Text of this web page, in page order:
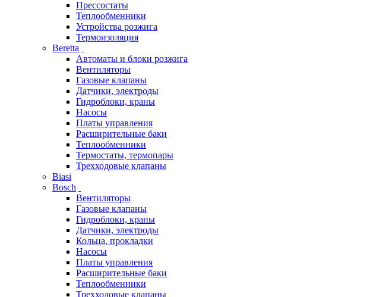
Прессостаты
Теплообменники
Устройства розжига
Термоизоляция
Beretta
Автоматы и блоки розжига
Вентиляторы
Газовые клапаны
Датчики, электроды
Гидроблоки, краны
Насосы
Платы управления
Расширительные баки
Теплообменники
Термостаты, термопары
Трехходовые клапаны
Biasi
Bosch
Вентиляторы
Газовые клапаны
Гидроблоки, краны
Датчики, электроды
Кольца, прокладки
Насосы
Платы управления
Расширительные баки
Теплообменники
Трехходовые клапаны